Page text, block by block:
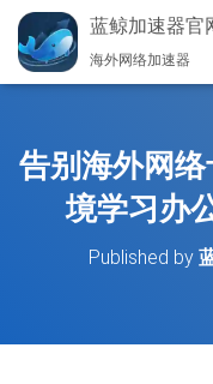
蓝鲸加速器官
海外网络加速器
告别海外网
境学习办
Published by